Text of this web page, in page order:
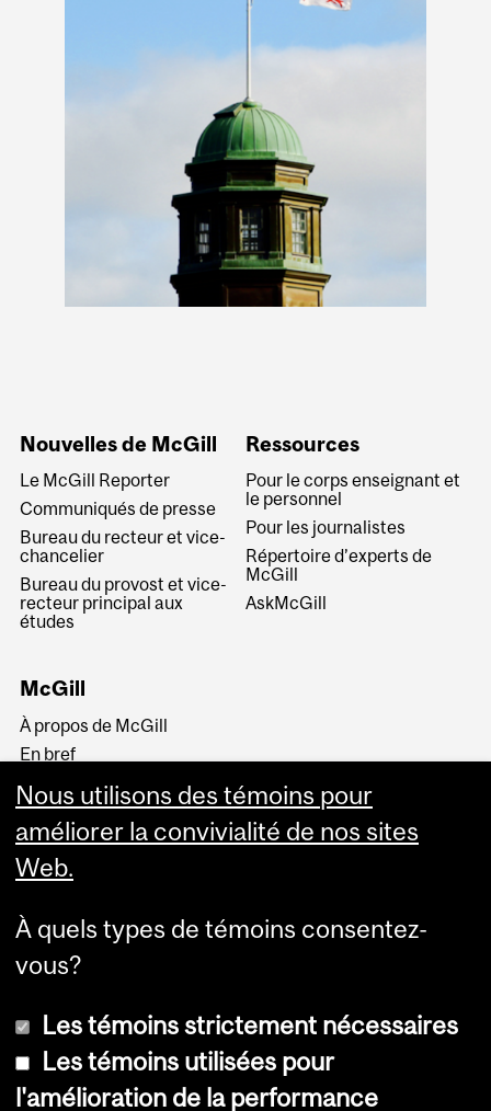
Nouvelles de McGill
Le McGill Reporter
Communiqués de presse
Bureau du recteur et vice-
chancelier
Bureau du provost et vice-
recteur principal aux
études
Ressources
Pour le corps enseignant et
le personnel
Pour les journalistes
Répertoire d’experts de
McGill
AskMcGill
McGill
À propos de McGill
En bref
Histoire
La haute direction
Nous utilisons des témoins pour
améliorer la convivialité de nos sites
Web.
À quels types de témoins consentez-
vous?
Les témoins strictement nécessaires
Les témoins utilisées pour
l'amélioration de la performance